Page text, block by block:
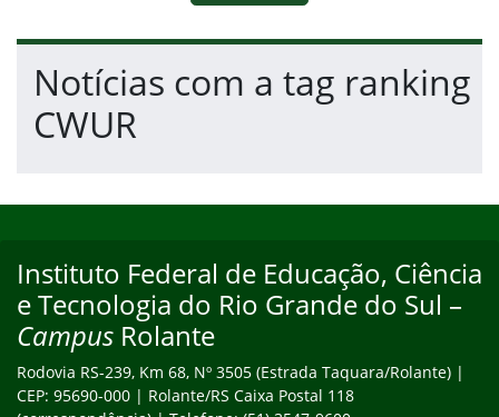
Fim da navegação
Início do conteúdo
Notícias com a tag ranking
CWUR
Endereço
Instituto Federal de Educação, Ciência
e Tecnologia do Rio Grande do Sul –
Campus Rolante
Rodovia RS-239, Km 68, Nº 3505 (Estrada Taquara/Rolante) |
CEP: 95690-000 | Rolante/RS Caixa Postal 118